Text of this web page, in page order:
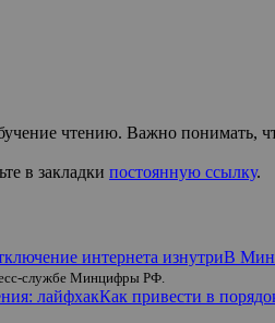
чтению. Важно понимать,
в закладки постоянную ссылку.
В
службе Минцифры РФ.
Как привести в